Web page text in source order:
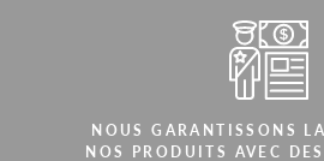
NOUS GARANTISSONS
NOS PRODUITS AVEC